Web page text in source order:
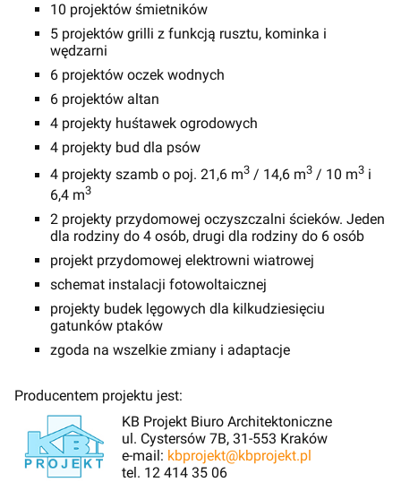
10 projektów śmietników
5 projektów grilli z funkcją rusztu, kominka i
wędzarni
6 projektów oczek wodnych
6 projektów altan
4 projekty huśtawek ogrodowych
4 projekty bud dla psów
4 projekty szamb o poj. 21,6 m3 / 14,6 m3 / 10 m3 i
6,4 m3
2 projekty przydomowej oczyszczalni ścieków. Jeden
dla rodziny do 4 osób, drugi dla rodziny do 6 osób
projekt przydomowej elektrowni wiatrowej
schemat instalacji fotowoltaicznej
projekty budek lęgowych dla kilkudziesięciu
gatunków ptaków
zgoda na wszelkie zmiany i adaptacje
Producentem projektu jest:
KB Projekt Biuro Architektoniczne
ul. Cystersów 7B, 31-553 Kraków
e-mail: kbprojekt@kbprojekt.pl
tel. 12 414 35 06